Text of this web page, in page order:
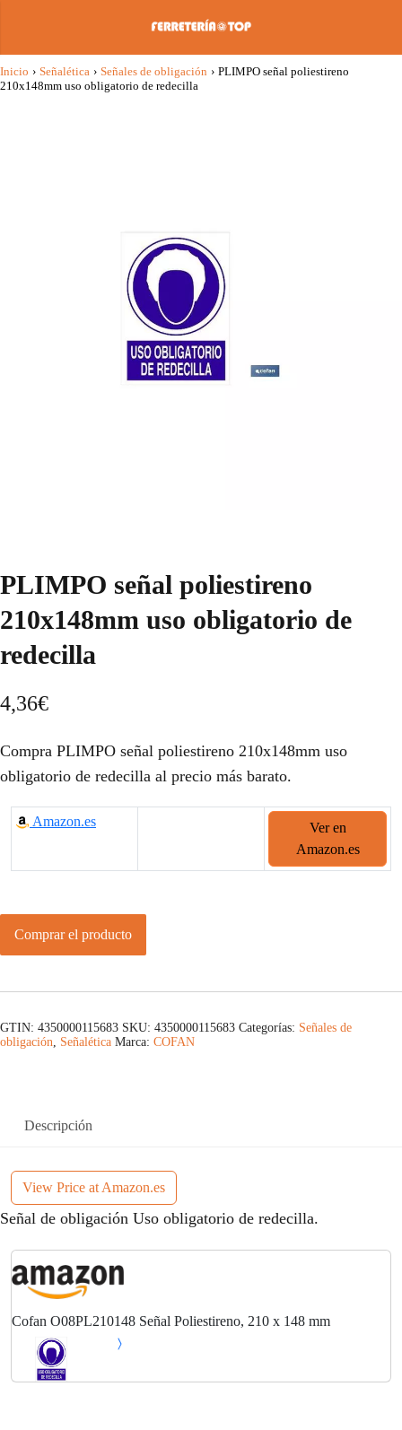
Inicio › Señalética › Señales de obligación › PLIMPO señal poliestireno
210x148mm uso obligatorio de redecilla
PLIMPO señal poliestireno
210x148mm uso obligatorio de
redecilla
4,36€
Compra PLIMPO señal poliestireno 210x148mm uso
obligatorio de redecilla al precio más barato.
Amazon.es
Ver en
Amazon.es
Comprar el producto
GTIN: 4350000115683 SKU: 4350000115683 Categorías: Señales de
obligación, Señalética Marca: COFAN
Descripción
View Price at Amazon.es
Señal de obligación Uso obligatorio de redecilla.
Cofan O08PL210148 Señal Poliestireno, 210 x 148 mm